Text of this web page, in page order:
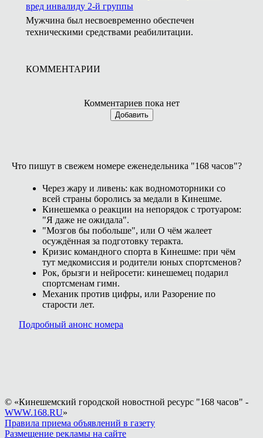
вред инвалиду 2-й группы
Мужчина был несвоевременно обеспечен
техническими средствами реабилитации.
КОММЕНТАРИИ
Комментариев пока нет
Добавить
Что пишут в свежем номере еженедельника "168 часов"?
Через жару и ливень: как водномоторники со
всей страны боролись за медали в Кинешме.
Кинешемка о реакции на непорядок с тротуаром:
"Я даже не ожидала".
"Мозгов бы побольше", или О чём жалеет
осуждённая за подготовку теракта.
Кризис командного спорта в Кинешме: при чём
тут медкомиссия и родители юных спортсменов?
Рок, брызги и нейросети: кинешемец подарил
спортсменам гимн.
Механик против цифры, или Разорение по
старости лет.
Подробный анонс номера
© «Кинешемский городской новостной ресурс "168 часов" -
WWW.168.RU»
Правила приема объявлений в газету
Размещение рекламы на сайте